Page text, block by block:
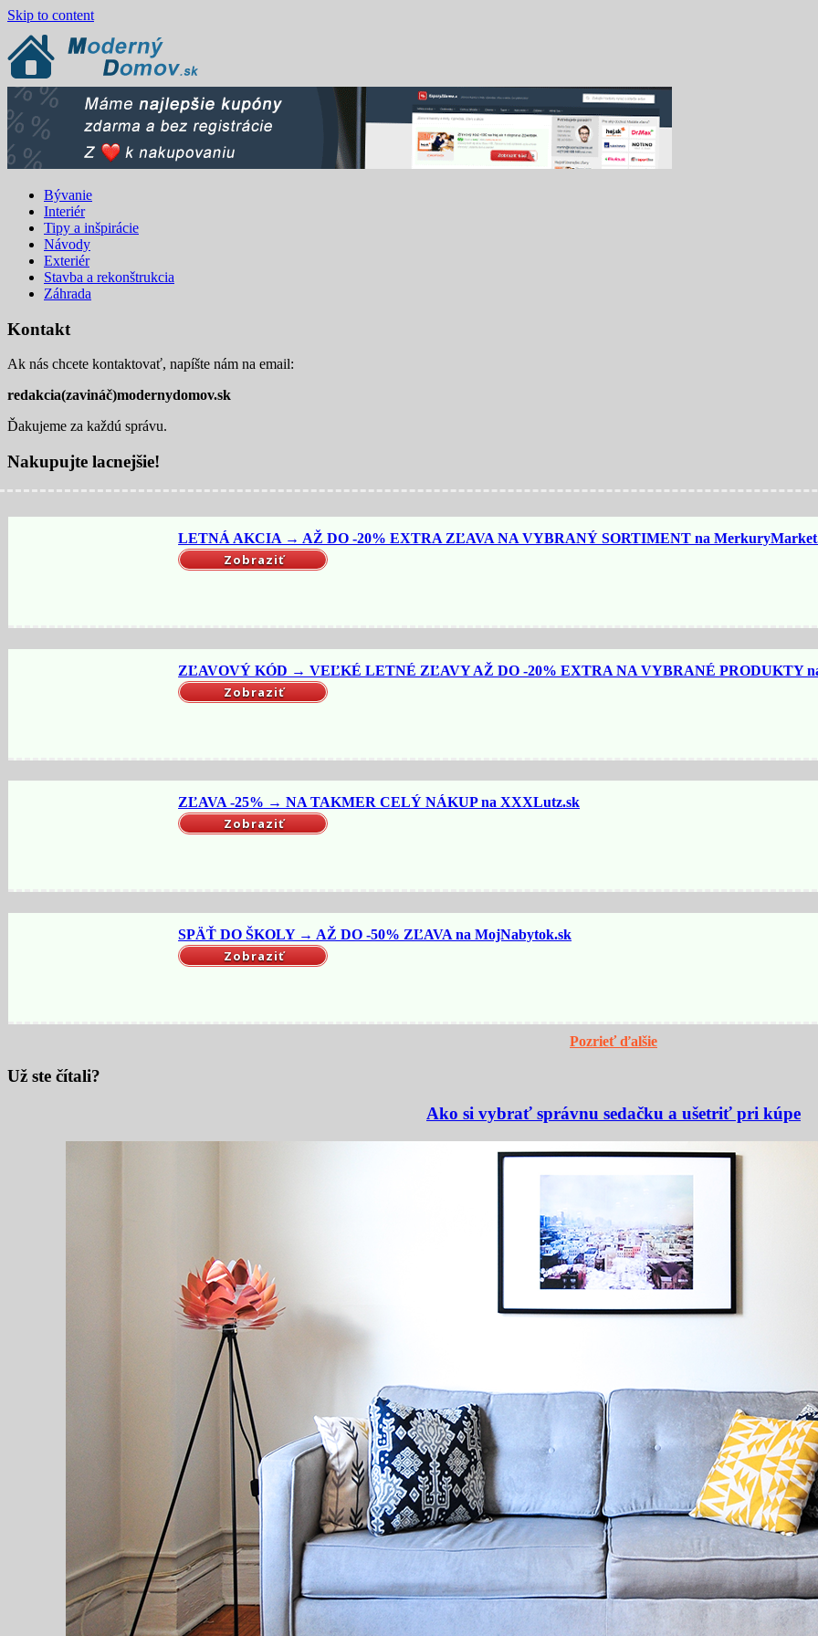
Skip to content
Bývanie
Interiér
Tipy a inšpirácie
Návody
Exteriér
Stavba a rekonštrukcia
Záhrada
Kontakt
Ak nás chcete kontaktovať, napíšte nám na email:
redakcia(zavináč)modernydomov.sk
Ďakujeme za každú správu.
Nakupujte lacnejšie!
LETNÁ AKCIA → AŽ DO -20% EXTRA ZĽAVA NA VYBRANÝ SORTIMENT na
Zobraziť
ZĽAVOVÝ KÓD → VEĽKÉ LETNÉ ZĽAVY AŽ DO -20% EXTRA NA VYBRANÉ PRODUKTY
Zobraziť
ZĽAVA -25% → NA TAKMER CELÝ NÁKUP na XXXLutz.sk
Zobraziť
SPÄŤ DO ŠKOLY → AŽ DO -50% ZĽAVA na MojNabytok.sk
Zobraziť
Pozrieť ďalšie
Už ste čítali?
Ako si vybrať správnu sedačku a ušetriť pri kúpe